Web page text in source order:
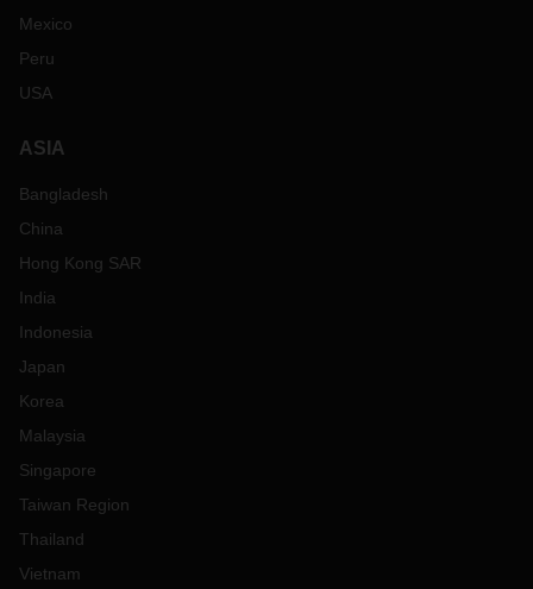
Mexico
Peru
USA
ASIA
Bangladesh
China
Hong Kong SAR
India
Indonesia
Japan
Korea
Malaysia
Singapore
Taiwan Region
Thailand
Vietnam